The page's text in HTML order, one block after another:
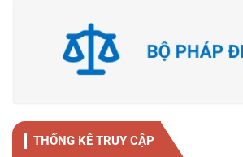
THỐNG KÊ TRUY CẬP